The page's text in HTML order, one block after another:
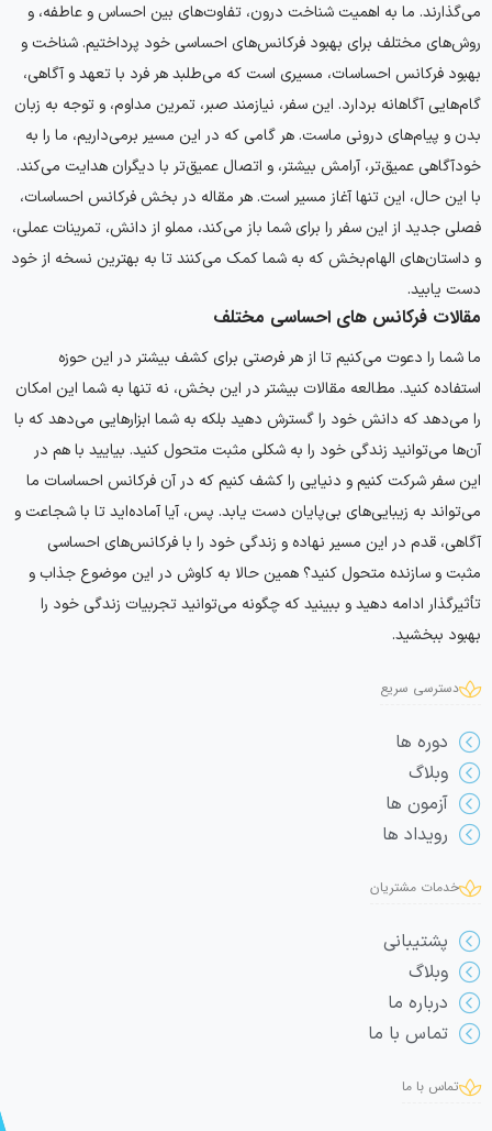
می‌گذارند. ما به اهمیت شناخت درون، تفاوت‌های بین احساس و عاطفه، و
روش‌های مختلف برای بهبود فرکانس‌های احساسی خود پرداختیم. شناخت و
بهبود فرکانس احساسات، مسیری است که می‌طلبد هر فرد با تعهد و آگاهی،
گام‌هایی آگاهانه بردارد. این سفر، نیازمند صبر، تمرین مداوم، و توجه به زبان
بدن و پیام‌های درونی ماست. هر گامی که در این مسیر برمی‌داریم، ما را به
خودآگاهی عمیق‌تر، آرامش بیشتر، و اتصال عمیق‌تر با دیگران هدایت می‌کند.
با این حال، این تنها آغاز مسیر است. هر مقاله در بخش فرکانس احساسات،
فصلی جدید از این سفر را برای شما باز می‌کند، مملو از دانش، تمرینات عملی،
و داستان‌های الهام‌بخش که به شما کمک می‌کنند تا به بهترین نسخه از خود
دست یابید.
مقالات فرکانس های احساسی مختلف
ما شما را دعوت می‌کنیم تا از هر فرصتی برای کشف بیشتر در این حوزه
استفاده کنید. مطالعه مقالات بیشتر در این بخش، نه تنها به شما این امکان
را می‌دهد که دانش خود را گسترش دهید بلکه به شما ابزارهایی می‌دهد که با
آن‌ها می‌توانید زندگی خود را به شکلی مثبت متحول کنید. بیایید با هم در
این سفر شرکت کنیم و دنیایی را کشف کنیم که در آن فرکانس احساسات ما
می‌تواند به زیبایی‌های بی‌پایان دست یابد. پس، آیا آماده‌اید تا با شجاعت و
آگاهی، قدم در این مسیر نهاده و زندگی خود را با فرکانس‌های احساسی
مثبت و سازنده متحول کنید؟ همین حالا به کاوش در این موضوع جذاب و
تأثیرگذار ادامه دهید و ببینید که چگونه می‌توانید تجربیات زندگی خود را
بهبود ببخشید.
دسترسی سریع
دوره ها
وبلاگ
آزمون ها
رویداد ها
خدمات مشتریان
پشتیبانی
وبلاگ
درباره ما
تماس با ما
تماس با ما